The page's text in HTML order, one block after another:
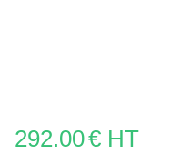
292.00€ HT